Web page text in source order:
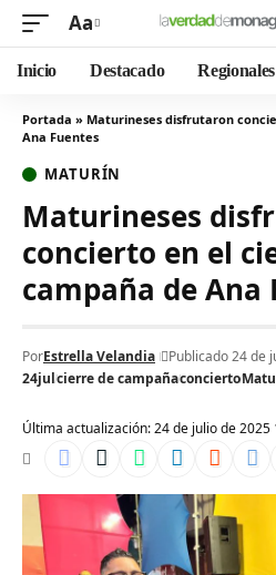
Aa
Inicio Destacado Regionales
Portada » Maturineses disfrutaron
Ana Fuentes
MATURÍN
Maturineses
concierto en el
campaña de Ana
Última actualización: 24 de julio de 2025
PorEstrella Velandia
Publicado 24 de
24julcierre de campañaconcierto